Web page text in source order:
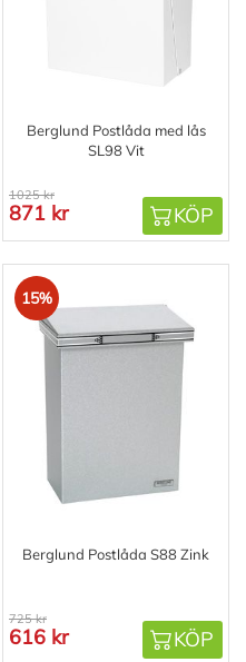
Berglund Postlåda med lås
SL98 Vit
1025 kr
871 kr KÖP
15%
Berglund Postlåda S88 Zink
725 kr
616 kr KÖP